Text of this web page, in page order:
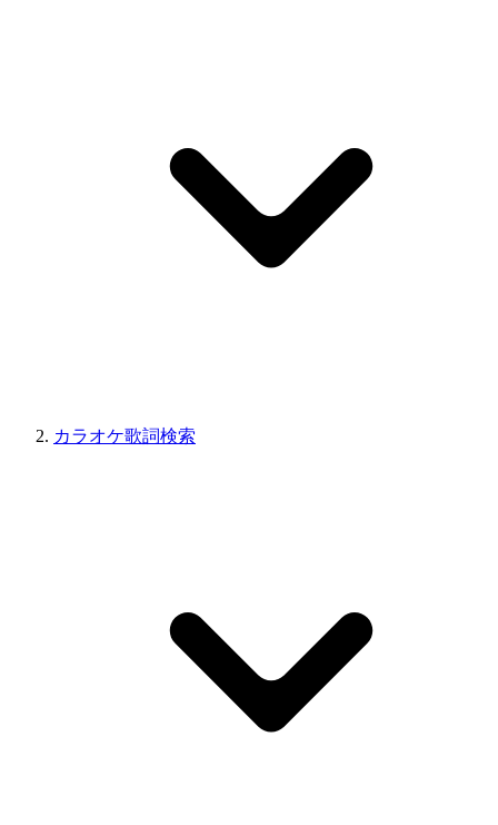
カラオケ歌詞検索